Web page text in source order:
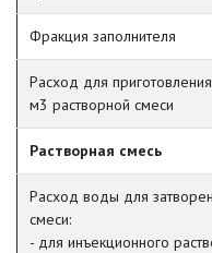
Фракция заполнителя
Расход для
м3 растворной смеси
Растворная смесь
Расход воды для
смеси:
- для инъекционного